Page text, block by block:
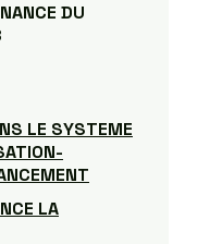
DU
LE SYSTEME
LA